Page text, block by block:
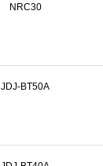
NRC30
JDJ-BT50A